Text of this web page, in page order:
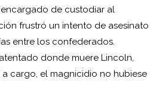
de custodiar al
frustró un intento de asesinato
entre los confederados.
donde muere Lincoln,
cargo, el magnicidio no hubiese